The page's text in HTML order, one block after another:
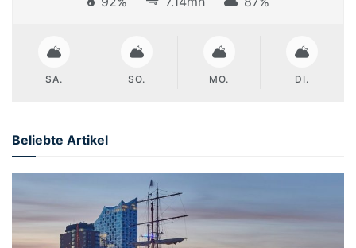
SA. SO. MO. DI.
Beliebte Artikel